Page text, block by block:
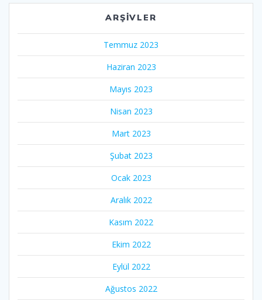
ARŞIVLER
Temmuz 2023
Haziran 2023
Mayıs 2023
Nisan 2023
Mart 2023
Şubat 2023
Ocak 2023
Aralık 2022
Kasım 2022
Ekim 2022
Eylül 2022
Ağustos 2022